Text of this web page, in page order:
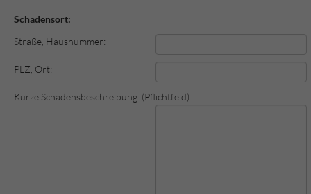
Schadensort:
Straße, Hausnummer:
PLZ, Ort:
Kurze Schadensbeschreibung: (Pflichtfeld)